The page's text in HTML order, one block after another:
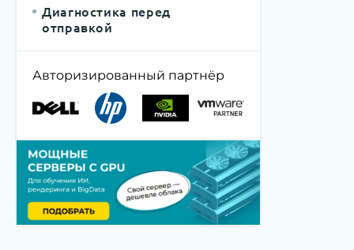
Диагностика перед
отправкой
Авторизированный партнёр